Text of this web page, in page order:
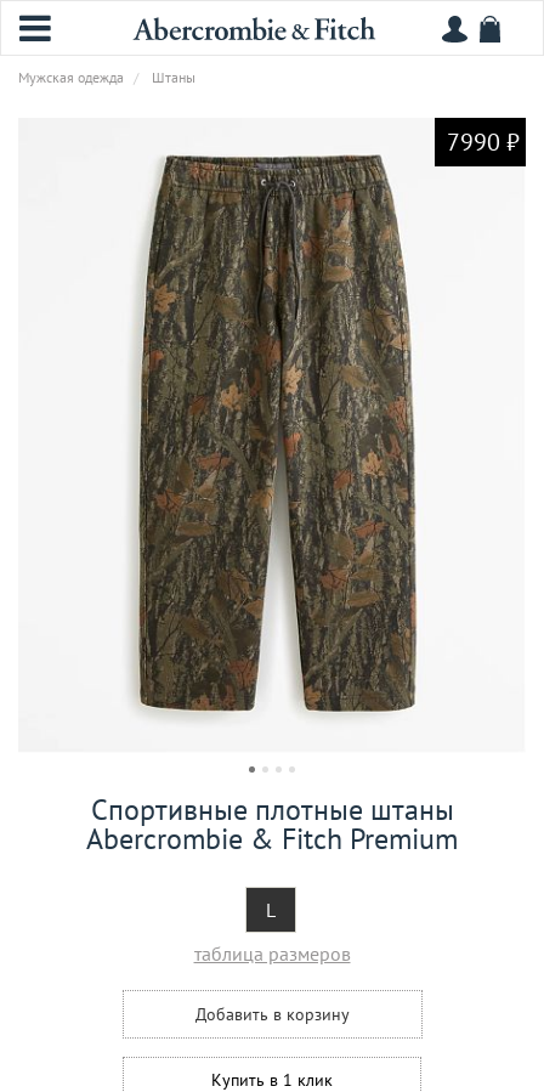
Мужская одежда Штаны
7990 ₽
Спортивные плотные штаны
Abercrombie & Fitch Premium
L
таблица размеров
Добавить в корзину
Купить в 1 клик